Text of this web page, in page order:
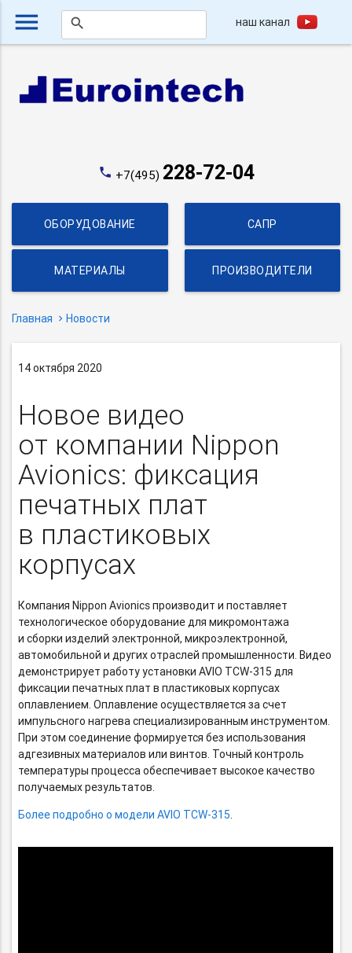
menu search наш канал
phone +7(495) 228-72-04
ОБОРУДОВАНИЕ САПР
МАТЕРИАЛЫ ПРОИЗВОДИТЕЛИ
Главная Новости
14 октября 2020
Новое видео
от компании Nippon
Avionics: фиксация
печатных плат
в пластиковых
корпусах
Компания Nippon Avionics производит и поставляет
технологическое оборудование для микромонтажа
и сборки изделий электронной, микроэлектронной,
автомобильной и других отраслей промышленности. Видео
демонстрирует работу установкиAVIO TCW-315 для
фиксации печатных плат в пластиковых корпусах
оплавлением. Оплавление осуществляется за счет
импульсного нагрева специализированным инструментом.
При этом соединение формируется без использования
адгезивных материалов или винтов. Точный контроль
температуры процесса обеспечивает высокое качество
получаемых результатов.
Более подробно о модели AVIO TCW-315.